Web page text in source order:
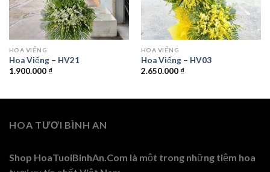
HOA VIẾNG
Hoa Viếng – HV21
1.900.000₫
HOA VIẾNG
Hoa Viếng – HV03
2.650.000₫
HOA TƯƠI BÌNH AN
Shop HoaTuoiBinhAn.Com là một trong những tiệm hoa